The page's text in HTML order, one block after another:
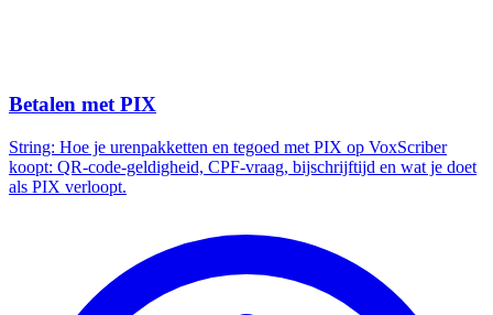
Betalen met PIX
String: Hoe je urenpakketten en tegoed met PIX op VoxScriber
koopt: QR-code-geldigheid, CPF-vraag, bijschrijftijd en wat je doet
als PIX verloopt.